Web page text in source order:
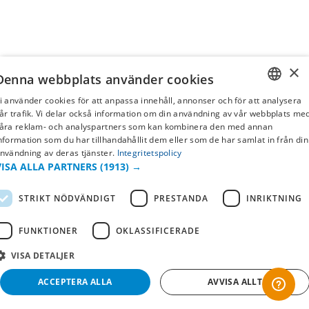
SWEDISH
FI
×
webbplats använder cookies
använder cookies för att anpassa innehåll, annonser och för att analysera
trafik. Vi delar också information om din användning av vår webbplats
reklam- och analyspartners som kan kombinera den med annan
som du har tillhandahållit dem eller som de har samlat in från din
av deras tjänster. Integritetspolicy
ALLA PARTNERS (1913) →
STRIKT NÖDVÄNDIGT PRESTANDA INRIKTNING
FUNKTIONER OKLASSIFICERADE
VISA DETALJER
ACCEPTERA ALLA AVVISA ALLT